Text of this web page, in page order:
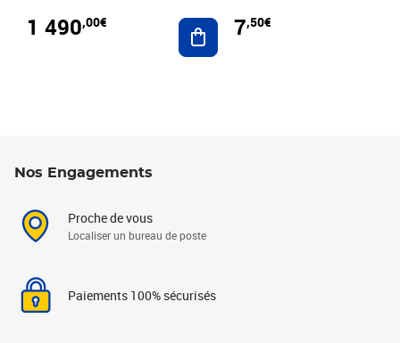
1 490,00€ Ajouter au panier
7,50€
Nos Engagements
Proche de vous
Localiser un bureau de poste
Paiements 100% sécurisés